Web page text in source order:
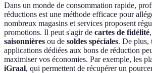
Dans un monde de consommation rapide,
réductions est une méthode efficace pour
nombreux magasins et services proposent
promotions. Il peut s'agir de cartes de fidélité
saisonnières ou de soldes spéciales. De plus,
applications dédiées aux bons de réduction
maximiser vos économies. Par exemple, les
iGraal, qui permettent de récupérer un